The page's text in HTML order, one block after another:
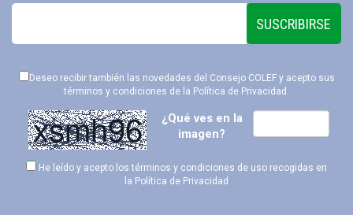
SUSCRIBIRSE
Deseo recibir también las novedades del Consejo COLEF y acepto sus
términos y condiciones de la Política de Privacidad .
¿Qué ves en la
imagen?
He leído y acepto los términos y condiciones de uso recogidas en
la Política de Privacidad